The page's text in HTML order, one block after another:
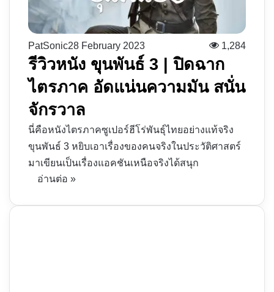
PatSonic28 February 2023 1,284
รีวิวหนัง ขุนพันธ์ 3 | ปิดฉาก
ไตรภาค อัดแน่นความมัน สนั่น
จักรวาล
นี่คือหนังไตรภาคซูเปอร์ฮีโร่พันธุ์ไทยอย่างแท้จริง
ขุนพันธ์ 3 หยิบเอาเรื่องของคนจริงในประวัติศาสตร์
มาเขียนเป็นเรื่องแอคชันเหนือจริงได้สนุก
อ่านต่อ »